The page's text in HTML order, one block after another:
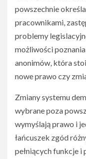
powszechnie
pracownikami,
problemy
możliwości
anonimów, która
nowe prawo czy
Zmiany systemu
wybrane poza
wymyślają prawo i
łańcuszek zgód
pełniących funkcje i